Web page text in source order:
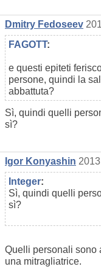
Dmitry Fedoseev
FAGOTT:
e questi epiteti
persone, quindi la
abbattuta?
Sì, quindi quelli
sì?
Igor Konyashin
Integer:
Sì, quindi quelli
sì?
Quelli personali sono
una mitragliatrice.